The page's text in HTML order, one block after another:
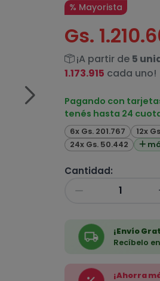
% Mayorista
Gs.
¡A partir de 5
1.173.915 cada uno!
Pagando con
tenés hasta 24
6x Gs. 201.767 12x
24x Gs. 50.442
Cantidad:
¡Envío
Recíbelo
¡Ahorra